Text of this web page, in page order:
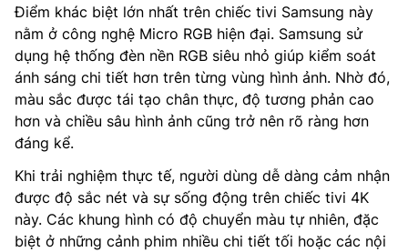
Điểm khác biệt lớn nhất trên chiếc tivi Samsung này
nằm ở công nghệ Micro RGB hiện đại. Samsung sử
dụng hệ thống đèn nền RGB siêu nhỏ giúp kiểm soát
ánh sáng chi tiết hơn trên từng vùng hình ảnh. Nhờ đó,
màu sắc được tái tạo chân thực, độ tương phản cao
hơn và chiều sâu hình ảnh cũng trở nên rõ ràng hơn
đáng kể.
Khi trải nghiệm thực tế, người dùng dễ dàng cảm nhận
được độ sắc nét và sự sống động trên chiếc tivi 4K
này. Các khung hình có độ chuyển màu tự nhiên, đặc
biệt ở những cảnh phim nhiều chi tiết tối hoặc các nội